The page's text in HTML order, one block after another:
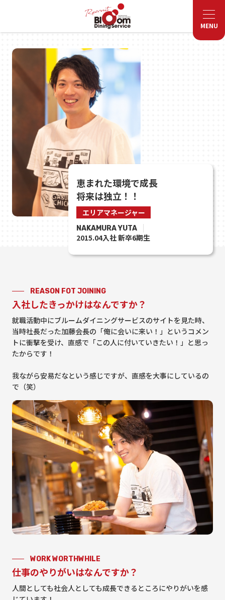
Recruit
MENU
恵まれた環境で成長
将来は独立！！
エリアマネージャー
NAKAMURA YUTA
2015.04入社 新卒6期生
REASON FOT JOINING
入社したきっかけはなんですか？
就職活動中にブルームダイニングサービスのサイトを見た時、
当時社長だった加藤会長の「俺に会いに来い！」というコメン
トに衝撃を受け、直感で「この人に付いていきたい！」と思っ
たからです！
我ながら安易だなという感じですが、直感を大事にしているの
で（笑）
WORK WORTHWHILE
仕事のやりがいはなんですか？
人間としても社会人としても成長できるところにやりがいを感